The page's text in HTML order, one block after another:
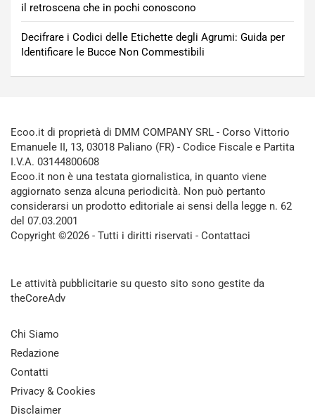
il retroscena che in pochi conoscono
Decifrare i Codici delle Etichette degli Agrumi: Guida per
Identificare le Bucce Non Commestibili
Ecoo.it di proprietà di DMM COMPANY SRL - Corso Vittorio
Emanuele II, 13, 03018 Paliano (FR) - Codice Fiscale e Partita
I.V.A. 03144800608
Ecoo.it non è una testata giornalistica, in quanto viene
aggiornato senza alcuna periodicità. Non può pertanto
considerarsi un prodotto editoriale ai sensi della legge n. 62
del 07.03.2001
Copyright ©2026 - Tutti i diritti riservati - Contattaci
Le attività pubblicitarie su questo sito sono gestite da
theCoreAdv
Chi Siamo
Redazione
Contatti
Privacy & Cookies
Disclaimer